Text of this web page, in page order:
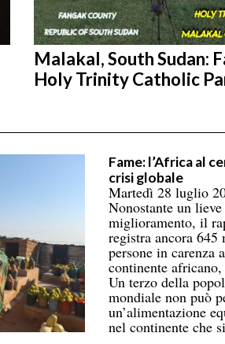
Malakal, South Sudan:
Holy Trinity Catholic
Fame: l’Africa al
crisi globale
Martedì 28 luglio
Nonostante un lieve
miglioramento, il
registra ancora
persone in carenza
continente
Un terzo della
mondiale non può
un’alimentazione
nel continente che